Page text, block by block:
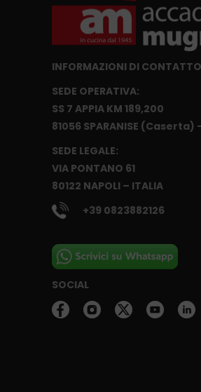
INFORMAZIONI DI CONTATTO
SEDE OPERATIVA:
SS 7 APPIA KM 189,200
81056 SPARANISE (Caserta)
SEDE LEGALE:
VIA PONTANO 61
80122 NAPOLI – ITALIA
+39 0823882126
SOCIAL